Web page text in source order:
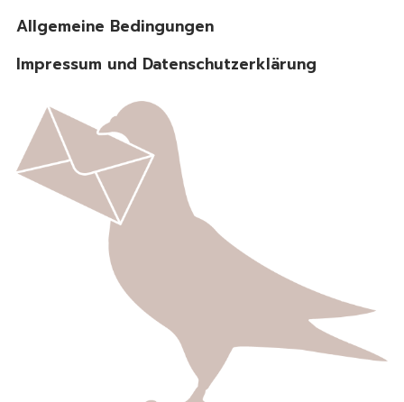
Allgemeine Bedingungen
Impressum und Datenschutzerklärung